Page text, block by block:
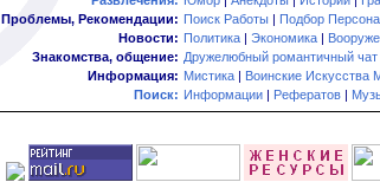
Проблемы, Рекомендации: Поиск Работы | Подбор
Новости: Политика | Экономика |
Знакомства, общение: Дружелюбный романтичный чат
Информация: Мистика | Воинские Искусства
Поиск: Информации | Рефератов |